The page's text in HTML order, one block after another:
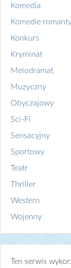
Komedia
Komedie
Konkurs
Kryminał
Melodramat
Muzyczny
Obyczajowy
Sci-Fi
Sensacyjny
Sportowy
Teatr
Thriller
Western
Wojenny
Ten serwis